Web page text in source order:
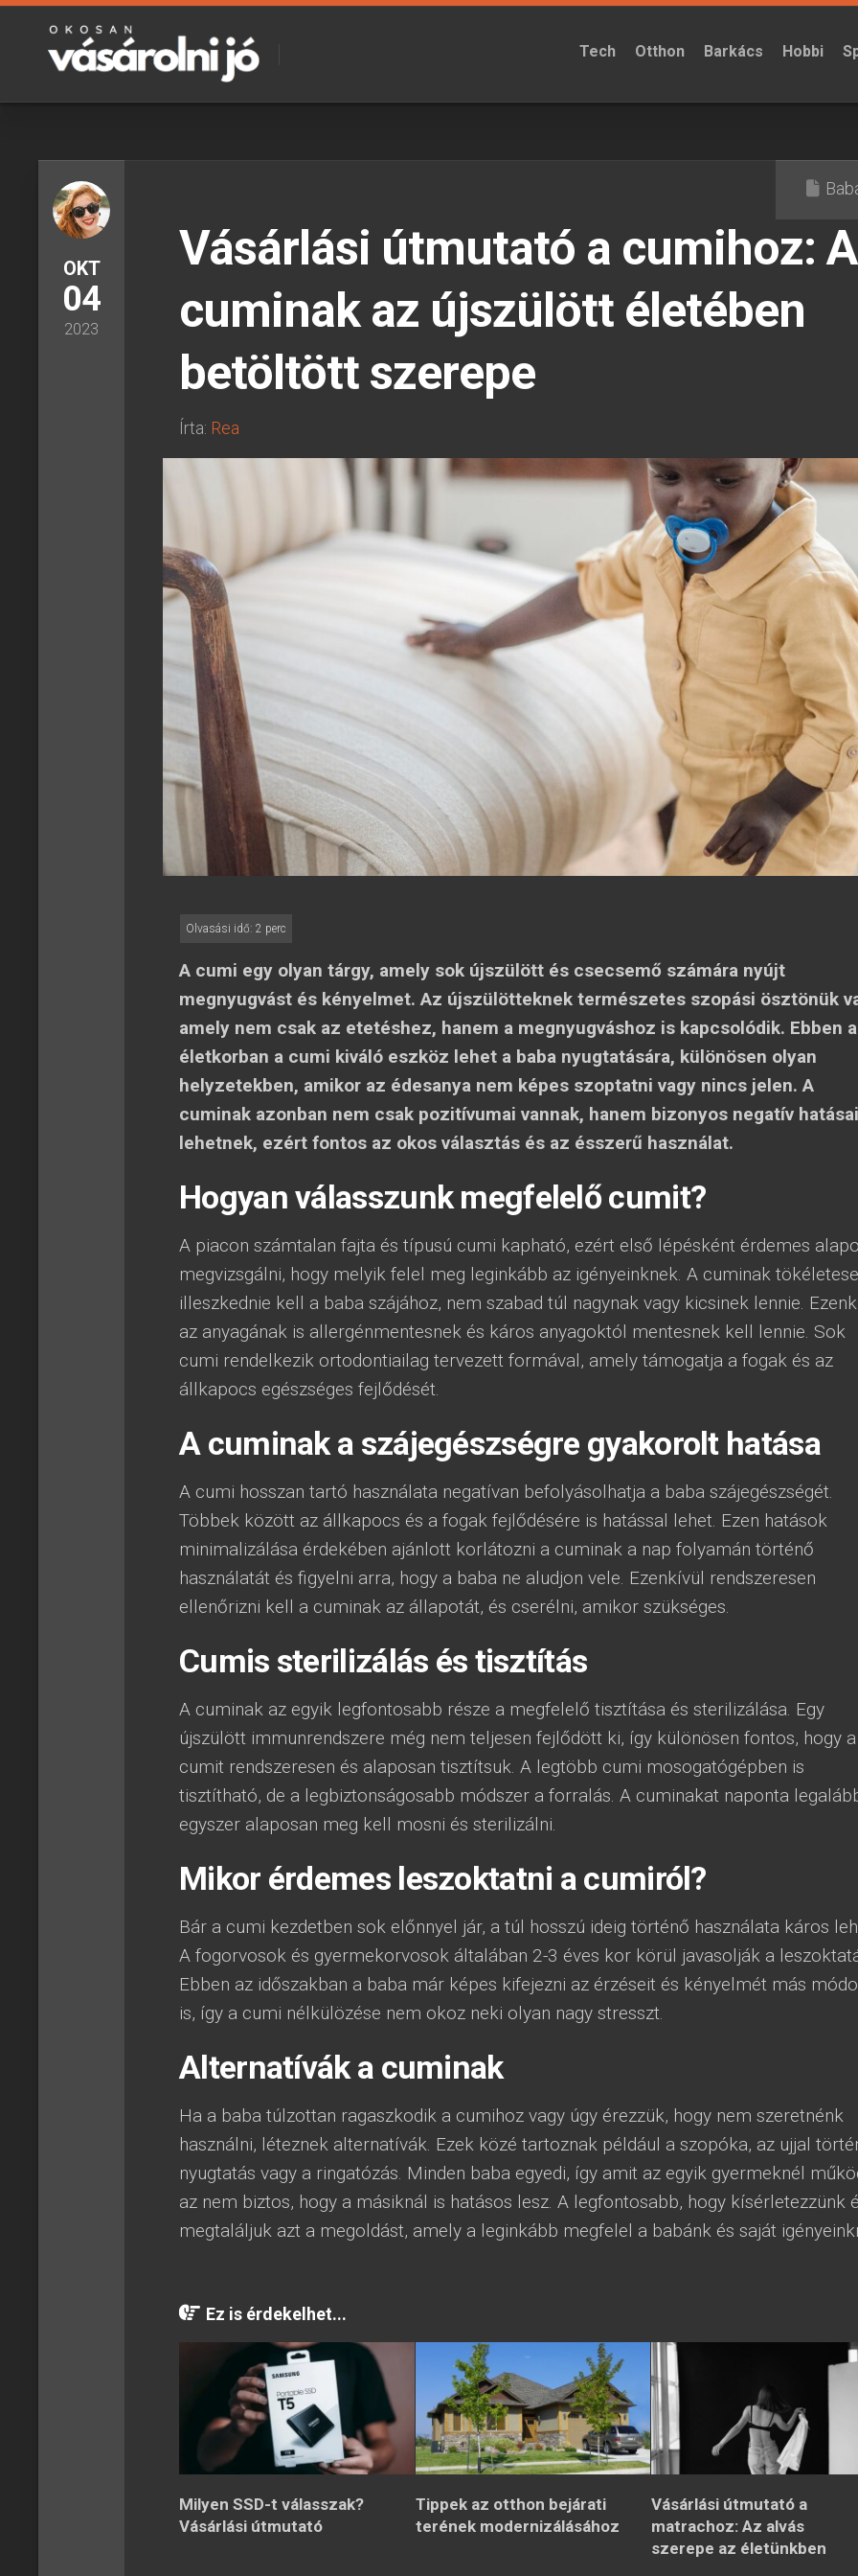
Skip
content
Tech Otthon Barkács Hobbi
OKT
04
2023
Vásárlási útmutató a cumihoz: A
cuminak az újszülött életében
betöltött szerepe
Írta: Rea
A cumi egy olyan tárgy, amely sok újszülött és csecsemő számára nyújt
megnyugvást és kényelmet. Az újszülötteknek természetes szopási ösztönük
amely nem csak az etetéshez, hanem a megnyugváshoz is kapcsolódik. Ebben
életkorban a cumi kiváló eszköz lehet a baba nyugtatására, különösen olyan
helyzetekben, amikor az édesanya nem képes szoptatni vagy nincs jelen. A
cuminak azonban nem csak pozitívumai vannak, hanem bizonyos negatív
lehetnek, ezért fontos az okos választás és az ésszerű használat.
Hogyan válasszunk megfelelő cumit?
A piacon számtalan fajta és típusú cumi kapható, ezért első lépésként érdemes
megvizsgálni, hogy melyik felel meg leginkább az igényeinknek. A cuminak
illeszkednie kell a baba szájához, nem szabad túl nagynak vagy kicsinek lennie.
az anyagának is allergénmentesnek és káros anyagoktól mentesnek kell lennie. Sok
cumi rendelkezik ortodontiailag tervezett formával, amely támogatja a fogak és az
állkapocs egészséges fejlődését.
A cuminak a szájegészségre gyakorolt hatása
A cumi hosszan tartó használata negatívan befolyásolhatja a baba szájegészségét.
Többek között az állkapocs és a fogak fejlődésére is hatással lehet. Ezen hatások
minimalizálása érdekében ajánlott korlátozni a cuminak a nap folyamán történő
használatát és figyelni arra, hogy a baba ne aludjon vele. Ezenkívül rendszeresen
ellenőrizni kell a cuminak az állapotát, és cserélni, amikor szükséges.
Cumis sterilizálás és tisztítás
A cuminak az egyik legfontosabb része a megfelelő tisztítása és sterilizálása. Egy
újszülött immunrendszere még nem teljesen fejlődött ki, így különösen fontos, hogy a
cumit rendszeresen és alaposan tisztítsuk. A legtöbb cumi mosogatógépben is
tisztítható, de a legbiztonságosabb módszer a forralás. A cuminakat naponta
egyszer alaposan meg kell mosni és sterilizálni.
Mikor érdemes leszoktatni a cumiról?
Bár a cumi kezdetben sok előnnyel jár, a túl hosszú ideig történő használata káros
A fogorvosok és gyermekorvosok általában 2-3 éves kor körül javasolják a
Ebben az időszakban a baba már képes kifejezni az érzéseit és kényelmét más
is, így a cumi nélkülözése nem okoz neki olyan nagy stresszt.
Alternatívák a cuminak
Ha a baba túlzottan ragaszkodik a cumihoz vagy úgy érezzük, hogy nem szeretnénk
használni, léteznek alternatívák. Ezek közé tartoznak például a szopóka, az ujjal
nyugtatás vagy a ringatózás. Minden baba egyedi, így amit az egyik gyermeknél
az nem biztos, hogy a másiknál is hatásos lesz. A legfontosabb, hogy kísérletezzünk
megtaláljuk azt a megoldást, amely a leginkább megfelel a babánk és saját
Ez is érdekelhet...
Milyen SSD-t válasszak?
Vásárlási útmutató
Tippek az otthon bejárati
terének modernizálásához
Vásárlási útmutató a
matrachoz: Az alvás
szerepe az életünkben